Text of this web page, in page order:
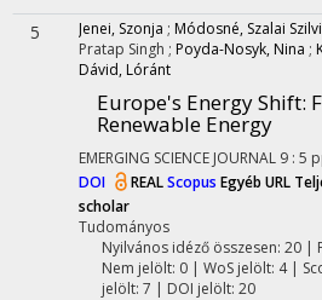
5 Jenei, Szonja ; Módosné, Szalai
Pratap Singh ; Poyda-Nosyk, Nina ;
Dávid, Lóránt
Europe's Energy Shift:
Renewable Energy
EMERGING SCIENCE JOURNAL 9 : 5
DOI
REALScopus Egyéb URL
scholar
Tudományos
Nyilvános idéző összesen: 20|
Nem jelölt: 0 | WoS jelölt: 4 |
jelölt: 7 | DOI jelölt: 20